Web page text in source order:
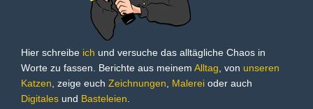
Hier schreibe ich und versuche das alltägliche Chaos in
Worte zu fassen. Berichte aus meinem Alltag , von unseren
Katzen , zeige euch Zeichnungen Malerei oder auch
Digitales und Basteleien